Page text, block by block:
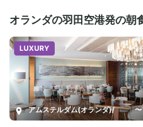
オランダの羽田空港発の朝
LUXURY
アムステルダム(オランダ)/ 5〜